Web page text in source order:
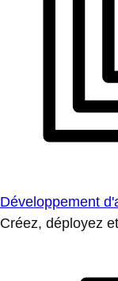
Développement
Créez, déployez